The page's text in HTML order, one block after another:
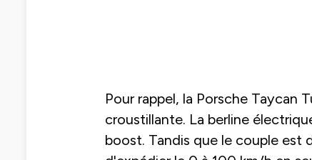
Pour rappel, la Porsche Taycan
croustillante. La berline
boost. Tandis que le couple est